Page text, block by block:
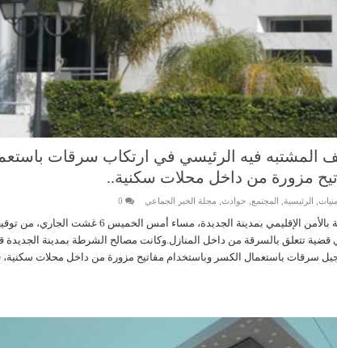
المشتبه فيه الرئيسي في ارتكاب سرقات
مزورة من داخل محلات سكنية..
الرئيسية المجتمع حوادث مجلة الخبر الجماعي 0
تمكنت عناصر الشرطة بالأمن الإقليمي بمدينة الجديدة، مساء أمس
تتعلق بالسرقة من داخل المنازل.وكانت مصالح الشرطة بمدينة الجديدة
سرقات باستعمال الكسر وباستخدام مفاتيح مزورة من داخل محلات